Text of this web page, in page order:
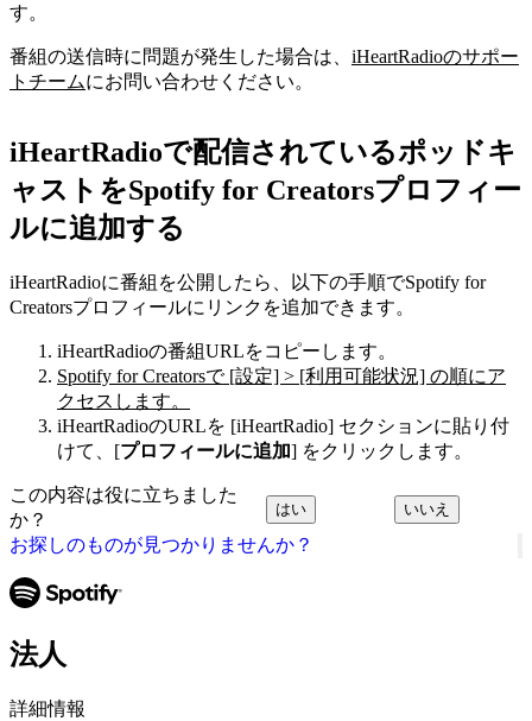
お探しのものが見つかりませんか？
す。
番組の送信時に問題が発生した場合は、 iHeartRadioのサポー
トチームにお問い合わせください。
iHeartRadioで配信されているポッドキ
ャストをSpotify for Creatorsプロフィー
ルに追加する
iHeartRadioに番組を公開したら、以下の手順でSpotify for
Creatorsプロフィールにリンクを追加できます。
iHeartRadioの番組URLをコピーします。
Spotify for Creatorsで [設定] > [利用可能状況] の順にア
クセスします。
iHeartRadioのURLを [iHeartRadio] セクションに貼り付
けて、[プロフィールに追加] をクリックします。
この内容は役に立ちました
か？
はい いいえ
法人
詳細情報